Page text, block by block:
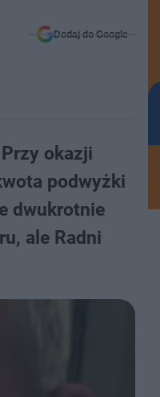
Dodaj do Google
okazji
podwyżki
dwukrotnie
ale Radni